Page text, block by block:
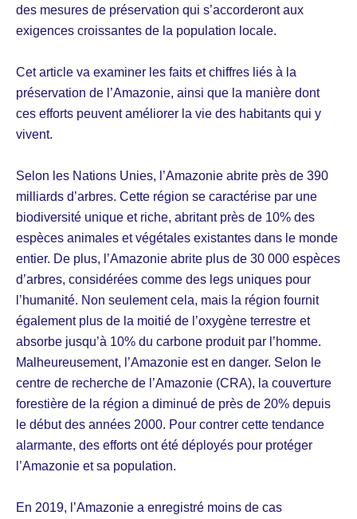
des mesures de préservation qui s’accorderont aux
exigences croissantes de la population locale.
Cet article va examiner les faits et chiffres liés à la
préservation de l’Amazonie, ainsi que la manière dont
ces efforts peuvent améliorer la vie des habitants qui y
vivent.
Selon les Nations Unies, l’Amazonie abrite près de 390
milliards d’arbres. Cette région se caractérise par une
biodiversité unique et riche, abritant près de 10% des
espèces animales et végétales existantes dans le monde
entier. De plus, l’Amazonie abrite plus de 30 000 espèces
d’arbres, considérées comme des legs uniques pour
l’humanité. Non seulement cela, mais la région fournit
également plus de la moitié de l’oxygène terrestre et
absorbe jusqu’à 10% du carbone produit par l’homme.
Malheureusement, l’Amazonie est en danger. Selon le
centre de recherche de l’Amazonie (CRA), la couverture
forestière de la région a diminué de près de 20% depuis
le début des années 2000. Pour contrer cette tendance
alarmante, des efforts ont été déployés pour protéger
l’Amazonie et sa population.
En 2019, l’Amazonie a enregistré moins de cas